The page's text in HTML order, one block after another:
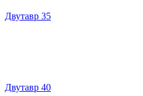
Двутавр 35
Двутавр 40